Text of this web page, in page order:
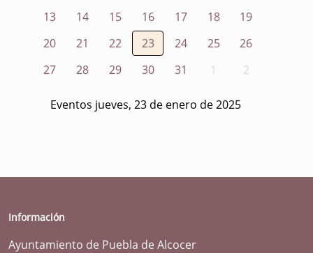
13
14 15 16 17 18
19
20
21 22 23 24 25
26
27
28 29 30 31 1 2
Eventos jueves, 23 de enero de 2025
Información
Ayuntamiento de Puebla de Alcocer